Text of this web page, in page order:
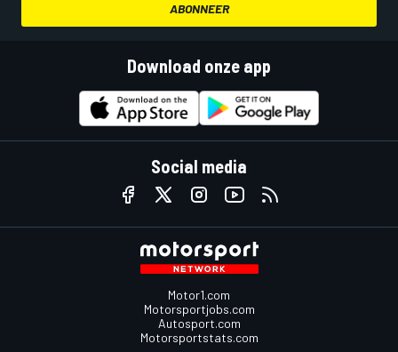
ABONNEER
Download onze app
Social media
Motor1.com
Motorsportjobs.com
Autosport.com
Motorsportstats.com